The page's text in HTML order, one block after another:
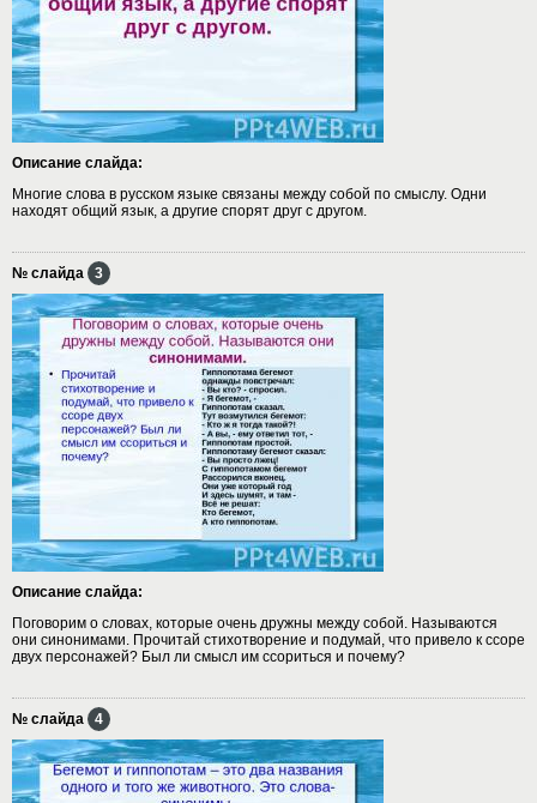
Описание слайда:
Многие слова в русском языке связаны между собой по смыслу. Одни
находят общий язык, а другие спорят друг с другом.
№ слайда 3
Описание слайда:
Поговорим о словах, которые очень дружны между собой. Называются
они синонимами. Прочитай стихотворение и подумай, что привело к ссоре
двух персонажей? Был ли смысл им ссориться и почему?
№ слайда 4